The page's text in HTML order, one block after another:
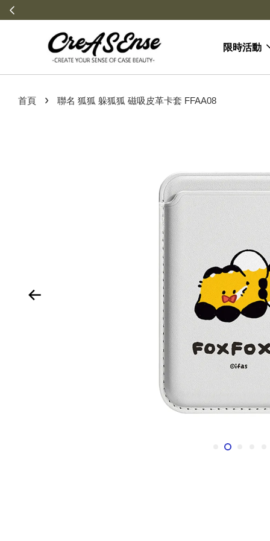
限時活動
首頁 › 聯名 狐狐 躲狐狐 磁吸皮革卡套 FFAA08